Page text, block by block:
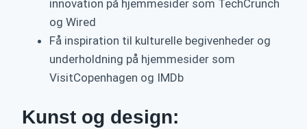
innovation på hjemmesider som TechCrunch
og Wired
Få inspiration til kulturelle begivenheder og
underholdning på hjemmesider som
VisitCopenhagen og IMDb
Kunst og design: